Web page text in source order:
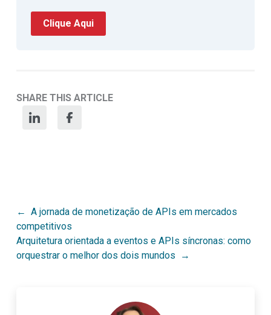
Clique Aqui
SHARE THIS ARTICLE
Post
navigation
A jornada de monetização de APIs em mercados
competitivos
Arquitetura orientada a eventos e APIs síncronas: como
orquestrar o melhor dos dois mundos